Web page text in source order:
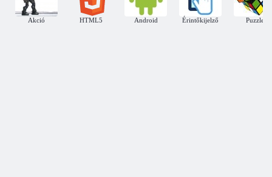
Akció HTML5 Android Érintőkijelző Puzzle